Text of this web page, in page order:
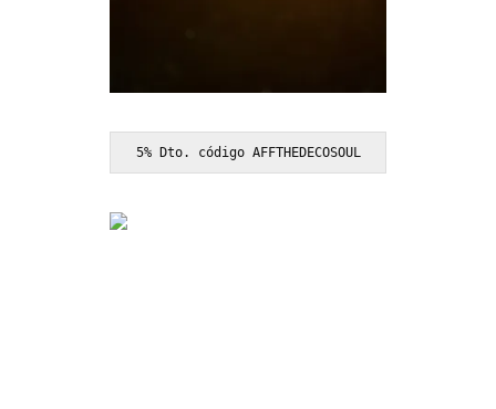
5% Dto. código AFFTHEDECOSOUL